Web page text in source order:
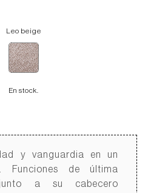
Leo beige
En stock.
y vanguardia en un
Funciones de última
a su cabecero